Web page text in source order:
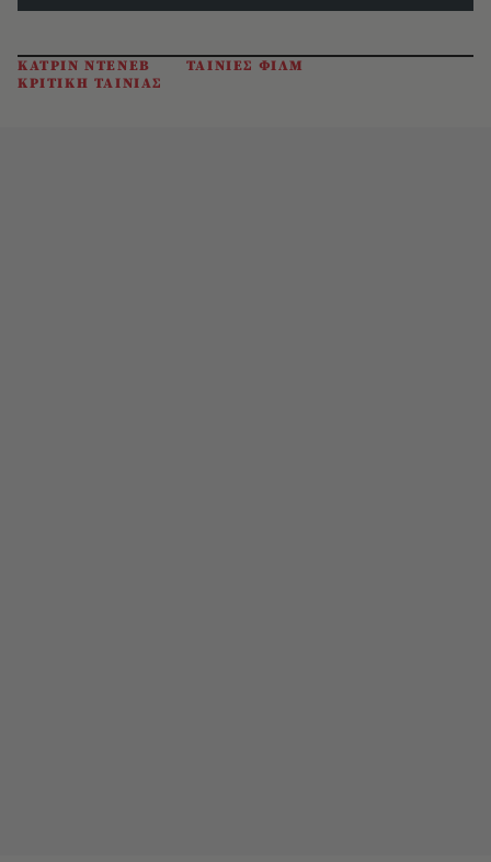
ΚΑΤΡΙΝ ΝΤΕΝΕΒ
ΤΑΙΝΙΕΣ ΦΙΛΜ
ΚΡΙΤΙΚΗ ΤΑΙΝΙΑΣ